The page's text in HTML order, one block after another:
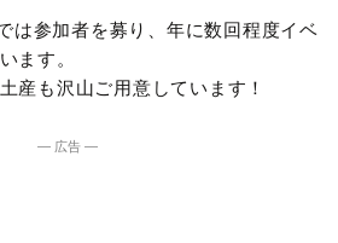
は参加者を募り、年に数回程度イベ
ます。
産も沢山ご用意しています！
― 広告 ―